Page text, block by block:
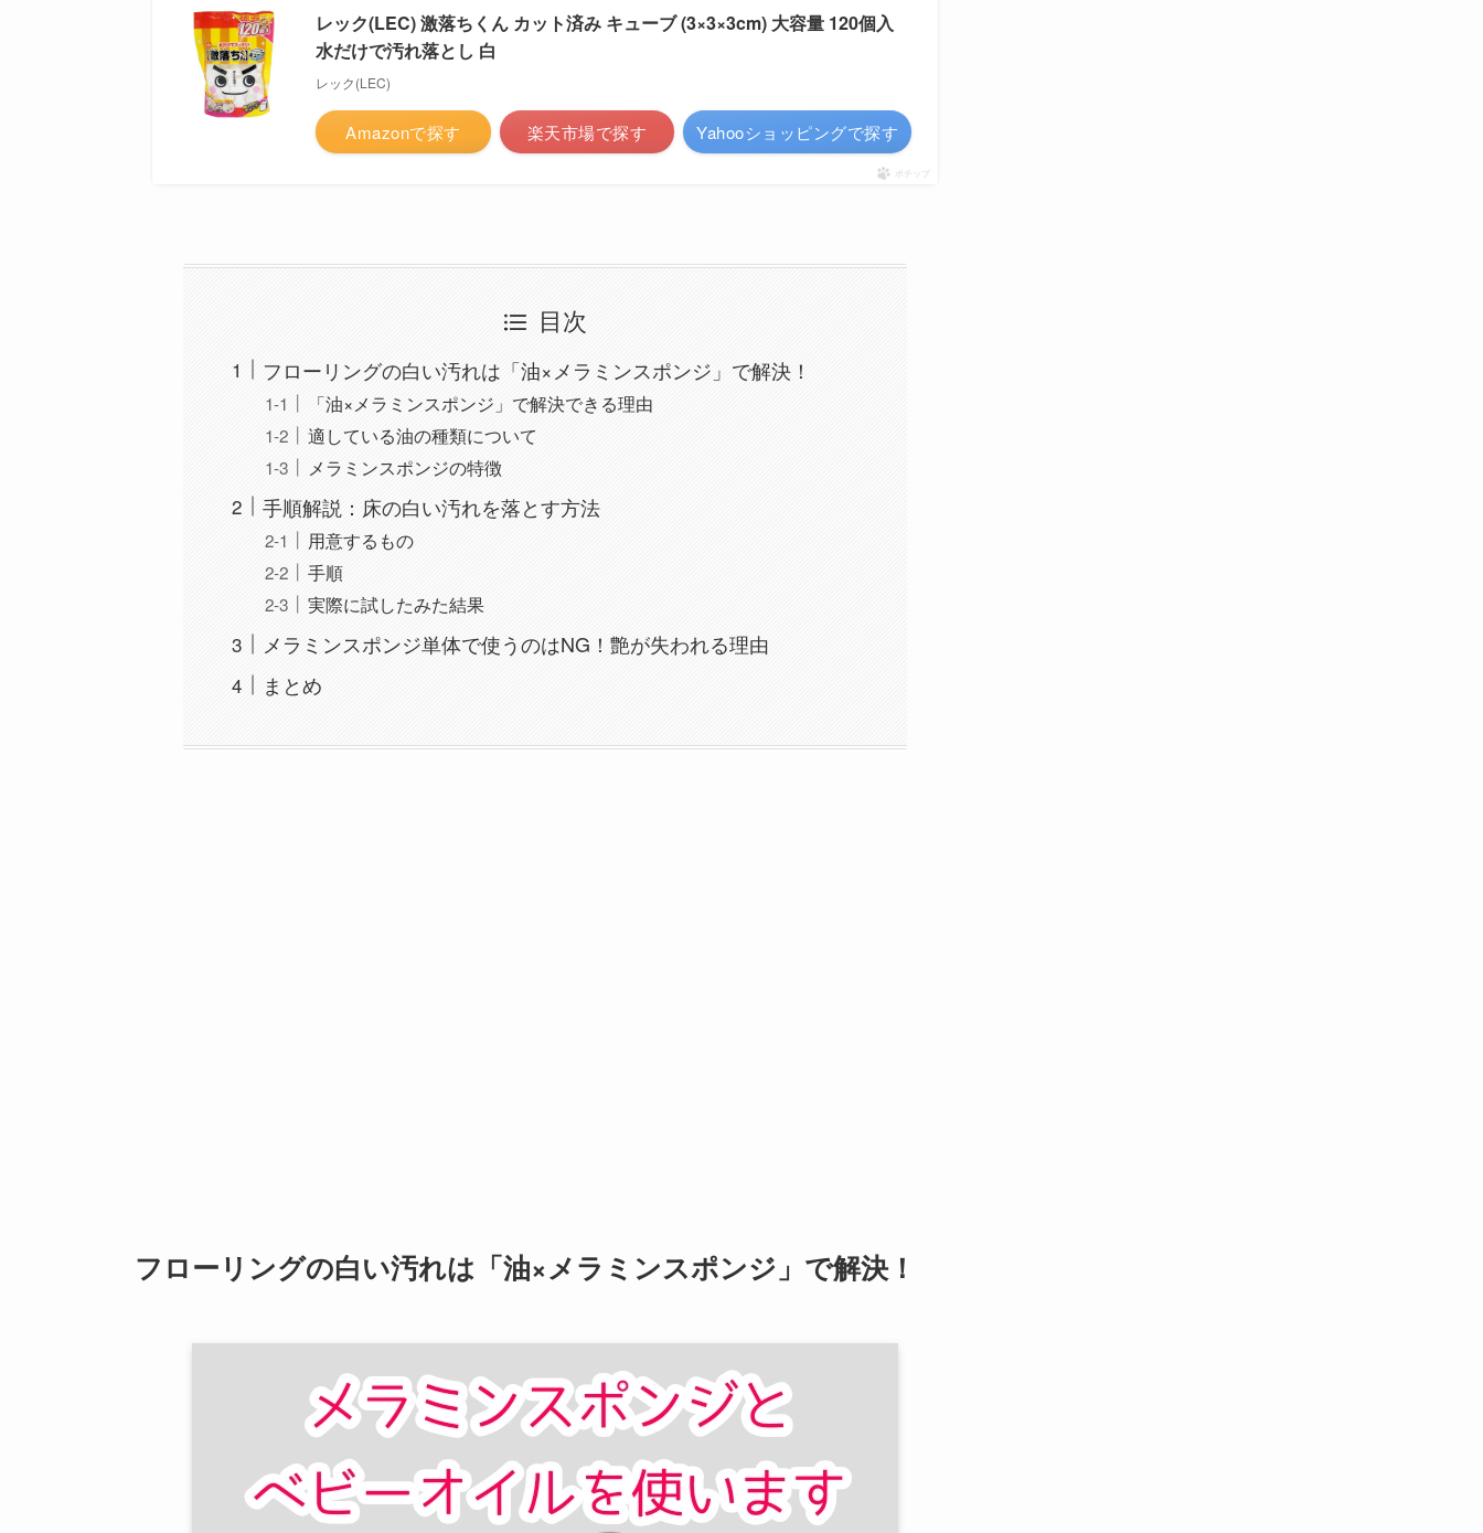
レック(LEC) 激落ちくん カット済み キューブ (3×3×3cm) 大容量 120個入
水だけで汚れ落とし 白
レック(LEC)
Amazonで探す 楽天市場で探す Yahooショッピングで探す
ポチップ
目次
フローリングの白い汚れは「油×メラミンスポンジ」で解決！
「油×メラミンスポンジ」で解決できる理由
適している油の種類について
メラミンスポンジの特徴
手順解説：床の白い汚れを落とす方法
用意するもの
手順
実際に試したみた結果
メラミンスポンジ単体で使うのはNG！艶が失われる理由
まとめ
フローリングの白い汚れは「油×メラミンスポンジ」で解決！